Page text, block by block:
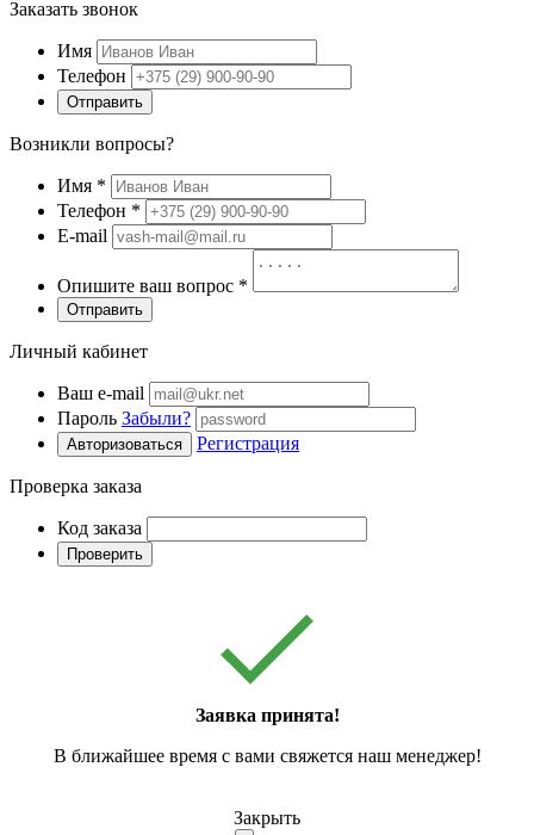
Заказать звонок
Имя
Телефон
Отправить
Возникли вопросы?
Имя *
Телефон *
E-mail
Опишите ваш вопрос *
Отправить
Личный кабинет
Ваш e-mail
Пароль Забыли?
Авторизоваться Регистрация
Проверка заказа
Код заказа
Проверить
Заявка принята!
В ближайшее время с вами свяжется наш менеджер!
Закрыть